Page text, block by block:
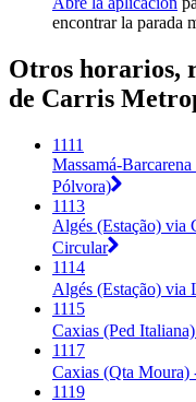
encontrar la parada
Otros horarios,
de Carris
1111
Massamá-
Pólvora)
1113
Algés (Estação) via
Circular
1114
Algés (Estação)
1115
Caxias (Ped
1117
Caxias (Qta Moura)
1119